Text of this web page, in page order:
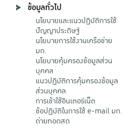
ข้อมูลทั่วไป
นโยบายและแนวปฏิบัติการใช้
ปัญญาประดิษฐ์
นโยบายการใช้งานเครือข่าย
มก.
นโยบายคุ้มครองข้อมูลส่วน
บุคคล
แนวปฏิบัติการคุ้มครองข้อมูล
ส่วนบุคคล
การเข้าใช้อินเตอร์เน็ต
ข้อปฏิบัติในการใช้ e-mail มก.
ถ่ายทอดสด